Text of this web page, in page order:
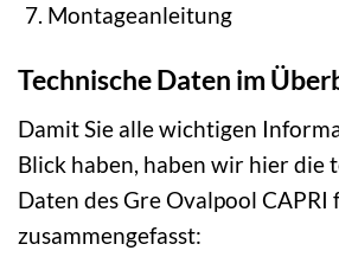
Montageanleitung
Technische Daten im
Damit Sie alle wichtigen
Blick haben, haben wir hier die
Daten des Gre Ovalpool CAPRI
zusammengefasst: